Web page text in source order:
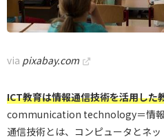
via pixabay.com
ICT教育は情報通信技術を活用した
communication technology＝情報
通信技術とは、コンピュータとネ